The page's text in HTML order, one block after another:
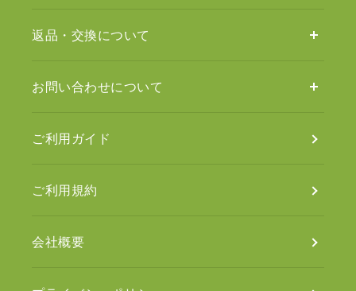
返品・交換について
お問い合わせについて
ご利用ガイド
ご利用規約
会社概要